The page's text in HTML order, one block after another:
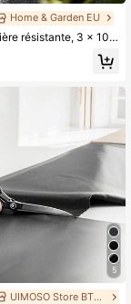
Home & Garden EU
Toile de barrière résistante, 3 x 100 pi, 5 oz, pour aménagement paysager, toile de blocage tissée, toile de jardin, couverture de sol contrôlée, géotextile, tapis de jardinage, noir
5
UIMOSO Store BTG EU